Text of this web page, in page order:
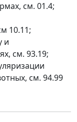
см. 01.4;
10.11;
и
см. 93.19;
см. 94.99